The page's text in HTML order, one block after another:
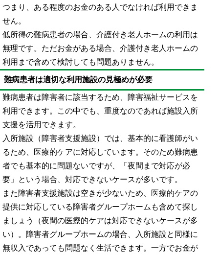
つまり、ある程度のお金のある人でなければ利用できま
せん。
低所得の難病患者の場合、介護付き老人ホームの利用は
無理です。ただお金がある場合、介護付き老人ホームの
利用まで含めて検討しても問題ありません。
難病患者は適切な利用施設の見極めが必要
難病患者は障害者に該当するため、障害福祉サービスを
利用できます。この中でも、重度なのであれば施設入所
支援を活用できます。
入所施設（障害者支援施設）では、基本的に看護師がい
るため、医療的ケアに対応しています。そのため難病患
者でも基本的に問題ないですが、「夜間まで対応が必
要」という場合、対応できないケースが多いです。
また障害者支援施設は空きが少ないため、医療的ケアの
提供に対応している障害者グループホームも含めて探し
ましょう（夜間の医療的ケアは対応できないケースが多
い）。障害者グループホームの場合、入所施設と同様に
無収入であっても問題なく生活できます。一方でお金が